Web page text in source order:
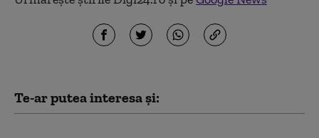
Te-ar putea interesa și: